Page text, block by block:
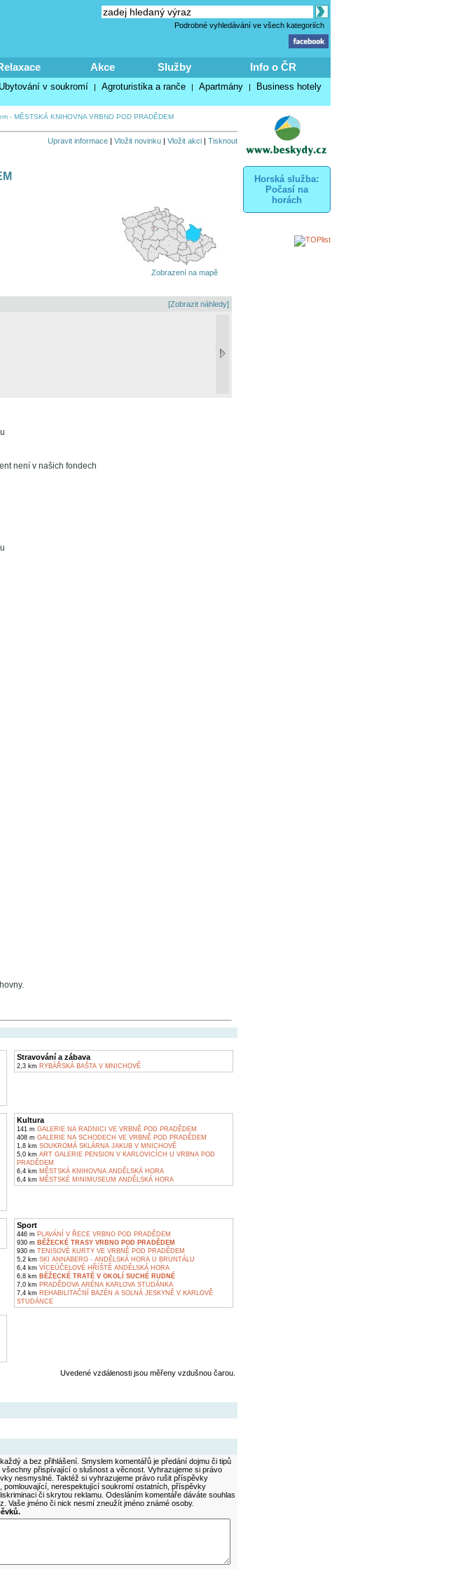
Podrobné vyhledávání ve všech kategoriích
Akce Služby Info o ČR
Ubytování v soukromí | Agroturistika a ranče | Apartmány | Business hotely
- MĚSTSKÁ KNIHOVNA VRBNO POD PRADĚDEM
Upravit informace| Vložit novinku| Vložit akci| Tisknout
Zobrazení na mapě
[Zobrazit náhledy]
není v našich fondech
Stravování a zábava
2,3 km RYBÁŘSKÁ BAŠTA V MNICHOVĚ
Kultura
141 m GALERIE NA RADNICI VE VRBNĚ POD PRADĚDEM
408 m GALERIE NA SCHODECH VE VRBNĚ POD PRADĚDEM
1,8 km SOUKROMÁ SKLÁRNA JAKUB V MNICHOVĚ
5,0 km ART GALERIE PENSION V KARLOVICÍCH U VRBNA POD
PRADĚDEM
6,4 km MĚSTSKÁ KNIHOVNA ANDĚLSKÁ HORA
6,4 km MĚSTSKÉ MINIMUSEUM ANDĚLSKÁ HORA
Sport
446 m PLAVÁNÍ V ŘECE VRBNO POD PRADĚDEM
930 m BĚŽECKÉ TRASY VRBNO POD PRADĚDEM
930 m TENISOVÉ KURTY VE VRBNĚ POD PRADĚDEM
5,2 km SKI ANNABERG - ANDĚLSKÁ HORA U BRUNTÁLU
6,4 km VÍCEÚČELOVÉ HŘÍŠTĚ ANDĚLSKÁ HORA
6,8 km BĚŽECKÉ TRATĚ V OKOLÍ SUCHÉ RUDNÉ
7,0 km PRADĚDOVA ARÉNA KARLOVA STUDÁNKA
7,4 km REHABILITAČNÍ BAZÉN A SOLNÁ JESKYNĚ V KARLOVĚ
STUDÁNCE
Uvedené vzdálenosti jsou měřeny vzdušnou čarou.
a bez přihlášení. Smyslem komentářů je předání dojmu či tipů
přispívající o slušnost a věcnost. Vyhrazujeme si právo
nesmyslné. Taktéž si vyhrazujeme právo rušit příspěvky
nerespektující soukromí ostatních, příspěvky
či skrytou reklamu. Odesláním komentáře dáváte souhlas
Vaše jméno či nick nesmí zneužít jméno známé osoby.
Horská služba:
Počasí na
horách